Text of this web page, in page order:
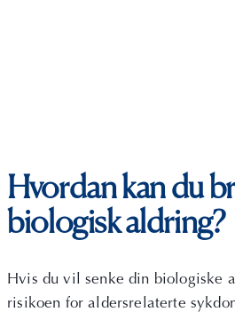
Hvordan kan du
biologisk aldring?
Hvis du vil senke din biologiske
risikoen for aldersrelaterte